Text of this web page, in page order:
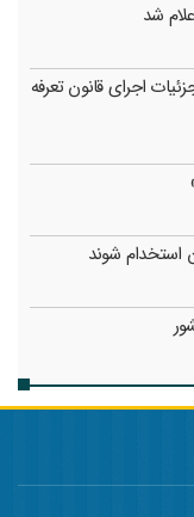
شد
جزئیات اجرای قانون تعرفه
استخدام شوند